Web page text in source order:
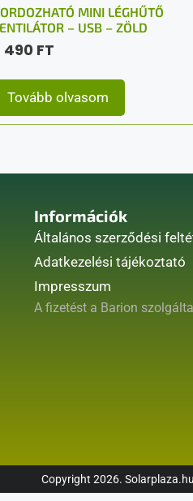
MINI LÉGHŰTŐ
– USB – ZÖLD
490 FT
Tovább olvasom
Információk
Általános szerződési
Adatkezelési tájékoztató
Impresszum
A fizetést a Barion
Copyright 2026.